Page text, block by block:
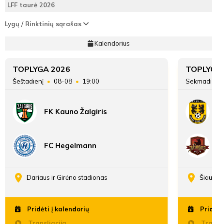
36
Įvarčių
ATSARGINIAI ŽAIDĖJAI
LFF taurė 2026
Lygų / Rinktinių sąrašas
Kalendorius
TOPLYGA 2026
Šeštadienį 08-08 19:00
FK Kauno Žalgiris
FC Hegelmann
Dariaus ir Girėno stadionas
Pridėti į kalendorių